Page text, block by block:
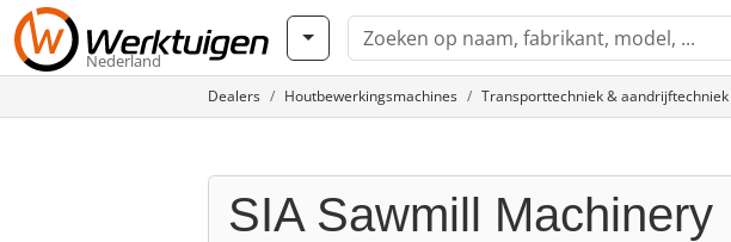
Nederland
Dealers Houtbewerkingsmachines Transporttechniek & aandrijftechniek
SIA Sawmill Machinery